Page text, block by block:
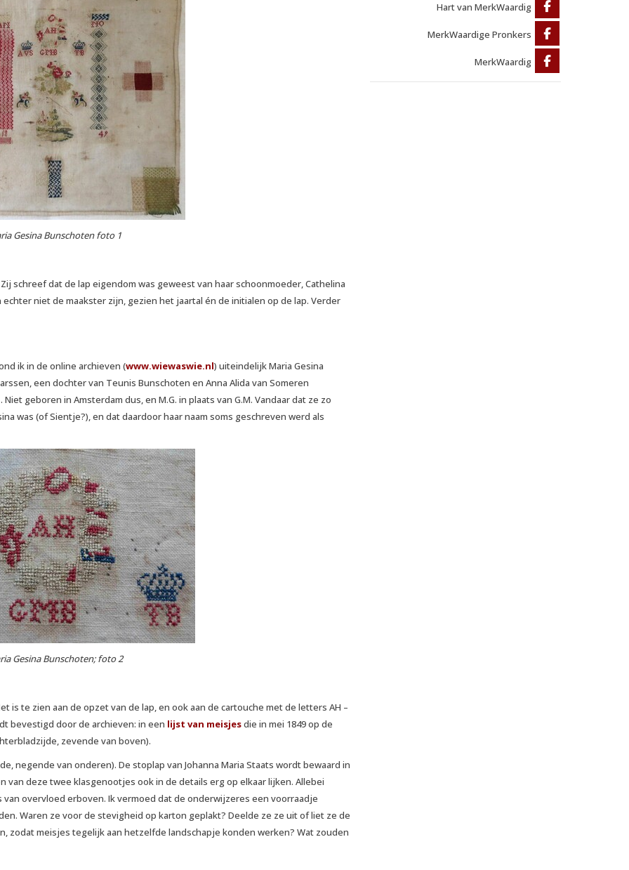
Gesina Bunschoten foto 1
schreef dat de lap eigendom was geweest van haar schoonmoeder, Cathelina
echter niet de maakster zijn, gezien het jaartal én de initialen op de lap. Verder
ik in de online archieven (www.wiewaswie.nl) uiteindelijk Maria Gesina
een dochter van Teunis Bunschoten en Anna Alida van Someren
geboren in Amsterdam dus, en M.G. in plaats van G.M. Vandaar dat ze zo
was (of Sientje?), en dat daardoor haar naam soms geschreven werd als
Gesina Bunschoten; foto 2
is te zien aan de opzet van de lap, en ook aan de cartouche met de letters AH –
bevestigd door de archieven: in een lijst van meisjesdie in mei 1849 op de
zevende van boven).
negende van onderen). De stoplap van Johanna Maria Staats wordt bewaard in
van deze twee klasgenootjes ook in de details erg op elkaar lijken. Allebei
overvloed erboven. Ik vermoed dat de onderwijzeres een voorraadje
Waren ze voor de stevigheid op karton geplakt? Deelde ze ze uit of liet ze de
zodat meisjes tegelijk aan hetzelfde landschapje konden werken? Wat zouden
Hart van MerkWaardig
MerkWaardige Pronkers
MerkWaardig